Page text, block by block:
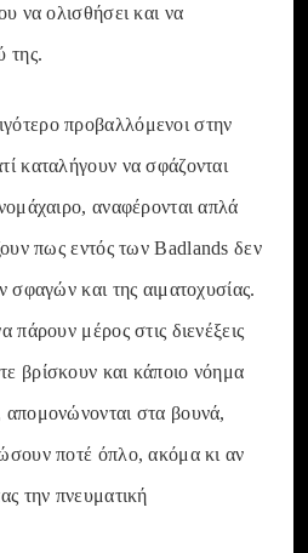
να ολισθήσει και να
της.
προβαλλόμενοι στην
καταλήγουν να σφάζονται
αναφέρονται απλά
πως εντός των Badlands δεν
σφαγών και της αιματοχυσίας.
πάρουν μέρος στις διενέξεις
βρίσκουν και κάποιο νόημα
στα βουνά,
ποτέ όπλο, ακόμα κι αν
την πνευματική